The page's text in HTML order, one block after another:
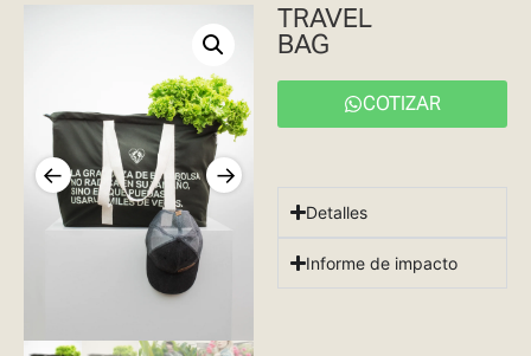
TRAVEL
BAG
COTIZAR
Detalles
Informe de impacto